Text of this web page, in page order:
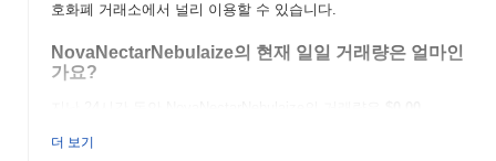
호화폐 거래소에서 널리 이용할 수 있습니다.
NovaNectarNebulaize의 현재 일일 거래량은 얼마인
가요?
NovaNectarNebulaize의 가격 범위 기록은 무엇인가
더 보기